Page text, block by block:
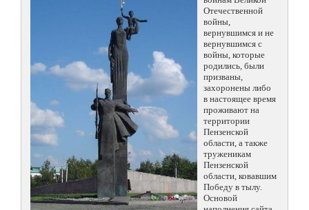
Отечественной
войны,
вернувшимся и не
вернувшимся с
войны, которые
родились, были
призваны,
захоронены либо
в настоящее время
проживают на
территории
Пензенской
области, а также
труженикам
Пензенской
области, ковавшим
Победу в тылу.
Основой